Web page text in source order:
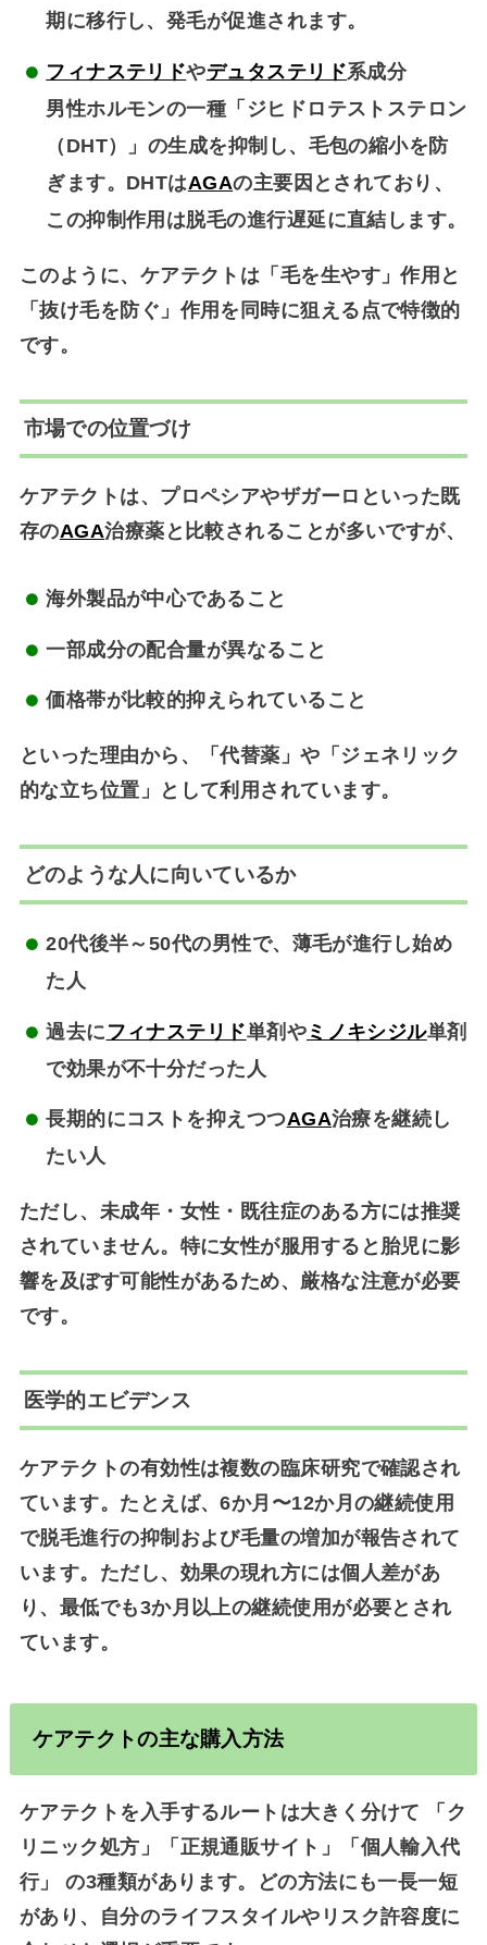
期に移行し、発毛が促進されます。
フィナステリドやデュタステリド系成分
男性ホルモンの一種「ジヒドロテストステロン
（DHT）」の生成を抑制し、毛包の縮小を防
ぎます。DHTはAGAの主要因とされており、
この抑制作用は脱毛の進行遅延に直結します。
このように、ケアテクトは「毛を生やす」作用と
「抜け毛を防ぐ」作用を同時に狙える点で特徴的
です。
市場での位置づけ
ケアテクトは、プロペシアやザガーロといった既
存のAGA治療薬と比較されることが多いですが、
海外製品が中心であること
一部成分の配合量が異なること
価格帯が比較的抑えられていること
といった理由から、「代替薬」や「ジェネリック
的な立ち位置」として利用されています。
どのような人に向いているか
20代後半～50代の男性で、薄毛が進行し始め
た人
過去に フィナステリド単剤や ミノキシジル単剤
で効果が不十分だった人
長期的にコストを抑えつつAGA治療を継続し
たい人
ただし、 未成年・女性・既往症のある方には推奨
されていません。特に女性が服用すると胎児に影
響を及ぼす可能性があるため、厳格な注意が必要
です。
医学的エビデンス
ケアテクトの有効性は複数の臨床研究で確認され
ています。たとえば、6か月〜12か月の継続使用
で脱毛進行の抑制および毛量の増加が報告されて
います。ただし、効果の現れ方には個人差があ
り、 最低でも3か月以上の継続使用 が必要とされ
ています。
ケアテクトの主な購入方法
ケアテクトを入手するルートは大きく分けて
「ク
リニック処方」「正規通販サイト」「個人輸入代
行」
の3種類があります。どの方法にも一長一短
があり、自分のライフスタイルやリスク許容度に